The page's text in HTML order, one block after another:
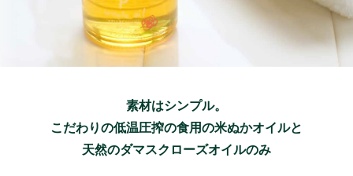
素材はシンプル。
こだわりの低温圧搾の食用の米ぬかオイルと
天然のダマスクローズオイルのみ